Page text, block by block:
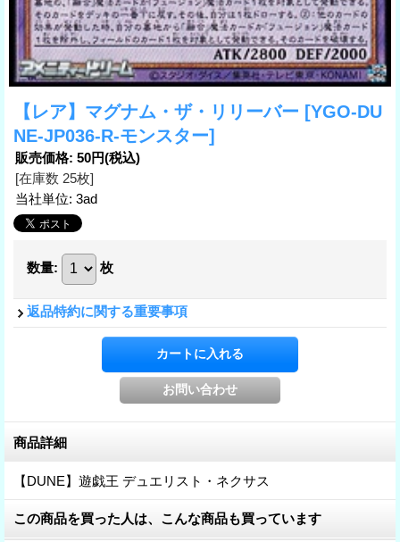
【レア】マグナム・ザ・リリーバー [YGO-DU
NE-JP036-R-モンスター]
販売価格: 50円(税込)
[在庫数 25枚]
当社単位: 3ad
数量: 枚
返品特約に関する重要事項
商品詳細
【DUNE】遊戯王 デュエリスト・ネクサス
この商品を買った人は、こんな商品も買っています